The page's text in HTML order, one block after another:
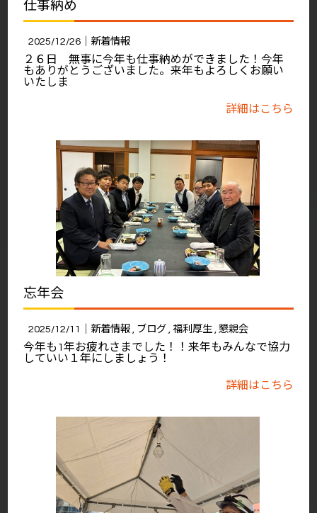
仕事納め
2025/12/26｜ 新着情報
２６日 無事に今年も仕事納めができました！今年
もありがとうございました。来年もよろしくお願い
いたしま
詳細はこちら
忘年会
2025/12/11｜ 新着情報 ブログ 福利厚生 懇親会
今年も1年お疲れさまでした！！来年もみんなで協力
していい１年にしましょう！
詳細はこちら